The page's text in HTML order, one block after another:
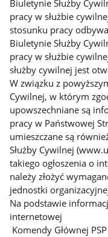
Biuletynie Służby
pracy w służbie
stosunku pracy
Biuletynie Służby
pracy w służbie
służby cywilnej jest
W związku z
Cywilnej, w którym
upowszechniane są
pracy w Państwowej
umieszczane są
Służby Cywilnej
takiego ogłoszenia o
należy złożyć
jednostki
Na podstawie
internetowej
Komendy Głównej PSP